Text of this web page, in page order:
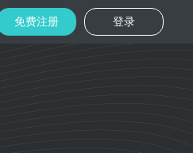
登录
免费注册